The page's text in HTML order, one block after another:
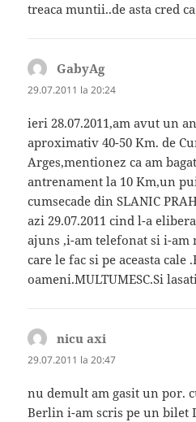
treaca muntii..de asta cred
GabyAgspune:
29.07.2011 la 20:24
ieri 28.07.2011,am avut un
aproximativ 40-50 Km. de
Arges,mentionez ca am
antrenament la 10 Km,un
cumsecade din SLANIC
azi 29.07.2011 cind l-a
ajuns ,i-am telefonat si i-
care le fac si pe aceasta cale
oameni.MULTUMESC.Si
nicu axi
29.07.2011 la 20:47
nu demult am gasit un por.
Berlin i-am scris pe un bilet